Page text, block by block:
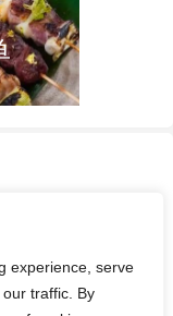
experience, serve
traffic. By